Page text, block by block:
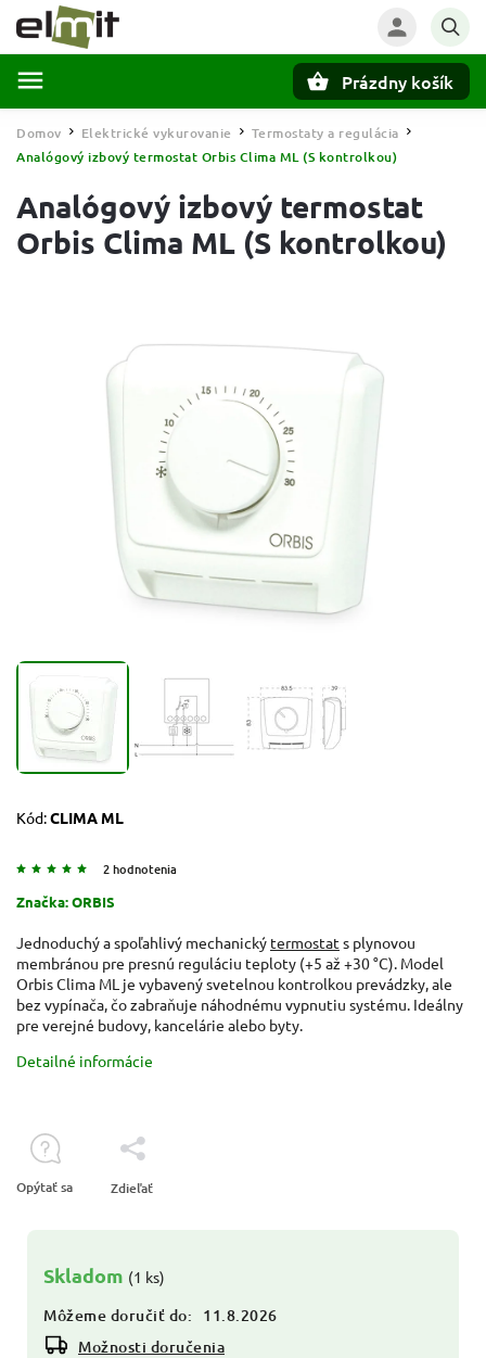
Prázdny košík
Domov / Elektrické vykurovanie / Termostaty a regulácia /
Analógový izbový termostat Orbis Clima ML (S kontrolkou)
Analógový izbový termostat
Orbis Clima ML (S kontrolkou)
Kód:CLIMA ML
2 hodnotenia
Značka:ORBIS
Skladom (1 ks)
Môžeme doručiť do:
11.8.2026
Možnosti doručenia
Jednoduchý a spoľahlivý mechanický termostat s plynovou
membránou pre presnú reguláciu teploty (+5 až +30 °C). Model
Orbis Clima ML je vybavený svetelnou kontrolkou prevádzky, ale
bez vypínača, čo zabraňuje náhodnému vypnutiu systému. Ideálny
pre verejné budovy, kancelárie alebo byty.
Detailné informácie
Opýtať sa Zdieľať